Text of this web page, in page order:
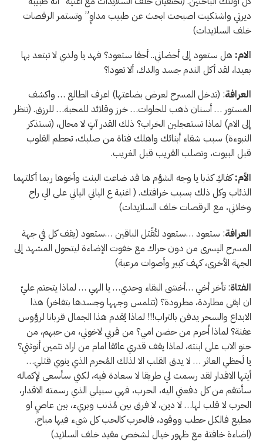
ديرتي واشتكيت اصبحت ابحث عن طبيب مداوٍ” وتستمر الرقصات
خلف السلايدات)
الام: هل ستعود إلى أحضاني.. أحقا ستعود؟ فهد يا ولدي لا تبتعد بها
بعيدا، لقد أكل الندم جسد والدك، ألا تعودا؟
العرافة: (تدخل المسرح لعرض بضاعتها) اعرف الطالع … واكشف
المستور … أسنان ذهب للحلوات… خرز وقلائد للمحبة… للرزق. (تنظر
إلى الام) لماذا تستعجلين الخراب؟ ذلك القدر آتٍ لا محال، (تستذكر
النبوءة) سبب شقاء أبنائك واهلك فتاة من صلبك، تحطم القلوب
قبل البيوت، وتصلب القريب قبل الغريب.
الأم:كفاكِ كذبا يا وجه الشؤم ها قد ضاعت البنت وأخوها ربما أكلتهما
الذئاب وكل ذلك بسبب خرافتك. ( اغنية ع الياني الياني على الي راح
وخلاني، مع الرقصات خلف السلايدات)
العرافة: ستعود …ستعود لتُقّتل الباقين …ستعود (يقف كل في جهة
المسرح اليسرى من دون حراك مع خفوت الإضاءة ليتحول المشهد إلى
الجهة الأخرى، كهف كبير وأصوات مرعبة)
الفتاة: تأخر أخي …أخشى البقاء وحدي… يا الهي … لماذا يتحتم عليّ
ان ابقى مطاردة، مطرودة؟ (تتلمس وجهها وجسدها بتفاخر) هذا
الابداع والسحر يدفن بالتراب!!! لماذا يُقدم هذا الجمال قربانا لرؤوس
عفنة؟ لماذا اُحرم من حضن امي؟ من قربي لاخوتي، من حبهم، من
حنو الاب على ابنته، لماذا يقف قدري عائقا امام من اراد تثمين أنوثتي؟
يا لَحظي العاثر … لا يدق القلب الا لذلك المُحرم الذي ينوي قتلي…
أيتها الاقدار لقد رسمت لي طريقا لا سعادة فيه، لكني سأسعى لإكماله
سأنتقم من كل دفعني اليه، الحرب، فهي سبيلي الذي رسمته الاقدار،
الحرب لا قلب لها… لا دين، لا فرق بين مُذنب وبريء، بين عاصٍ او
مطيع فالكل حطب ووقود، فالحرب كالحب كل شيء فيها مباح.
(اضاءة خافتة مع ظهور خيال لشخص مقيد خلف السلايد)